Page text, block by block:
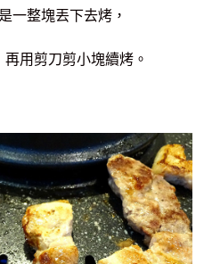
一整塊丟下去烤，
用剪刀剪小塊續烤。